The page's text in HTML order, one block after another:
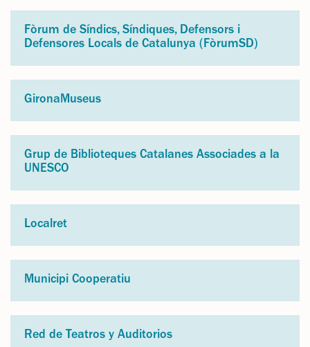
Fòrum de Síndics, Síndiques, Defensors i
Defensores Locals de Catalunya (FòrumSD)
GironaMuseus
Grup de Biblioteques Catalanes Associades a la
UNESCO
Localret
Municipi Cooperatiu
Red de Teatros y Auditorios